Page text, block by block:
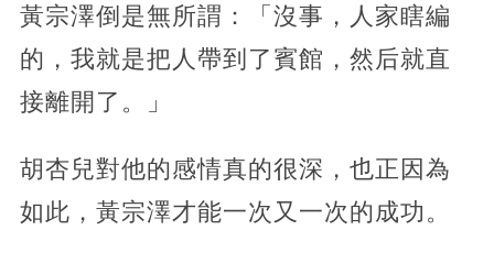
黃宗澤倒是無所謂：「沒事，人家瞎編
的，我就是把人帶到了賓館，然后就直
接離開了。」
胡杏兒對他的感情真的很深，也正因為
如此，黃宗澤才能一次又一次的成功。